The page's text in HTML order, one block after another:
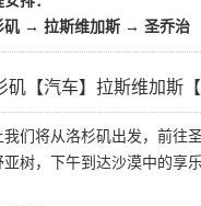
矶 → 拉斯维加斯 → 圣乔治
矶【汽车】拉斯维加斯
我们将从洛杉矶出发，前往
亚树，下午到达沙漠中的享